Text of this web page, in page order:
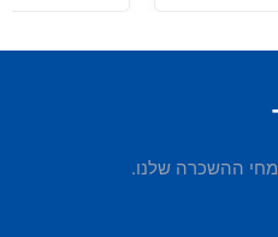
ההשכרה שלנו.